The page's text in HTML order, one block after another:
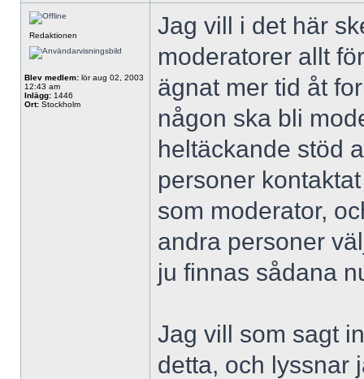
Redaktionen
Blev medlem: lör aug 02, 2003
12:43 am
Inlägg: 1446
Ort: Stockholm
Jag vill i det här
moderatorer allt
ägnat mer tid åt
någon ska bli
heltäckande stöd
personer
som moderator,
andra personer
ju finnas sådana
Jag vill som sagt
detta, och lyssnar